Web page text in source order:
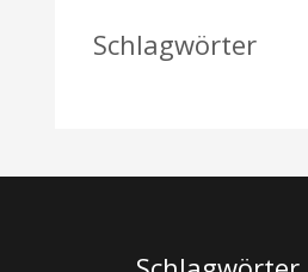
Schlagwörter